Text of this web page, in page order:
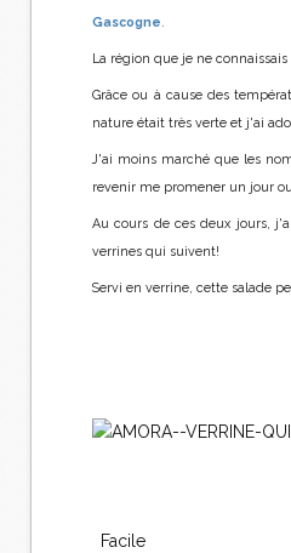
Gascogne
La région que je ne
Grâce ou à cause des
nature était très verte et j'ai
J'ai moins marché que les
revenir me promener un jour
Au cours de ces deux jours,
verrines qui suivent!
Servi en verrine, cette salade
Facile